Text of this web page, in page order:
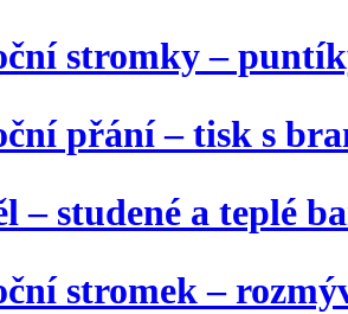
stromky –
přání – tisk s
– studené a teplé
stromek –